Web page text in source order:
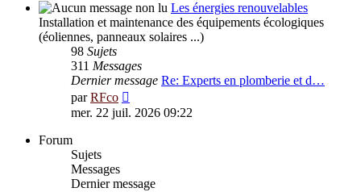
Les énergies renouvelables
Installation et maintenance des équipements écologiques
(éoliennes, panneaux solaires ...)
98 Sujets
311 Messages
Dernier message Re: Experts en plomberie et d…
parRFco
le
mer. 22 juil. 2026 09:22
Forum
Sujets
Messages
Dernier message